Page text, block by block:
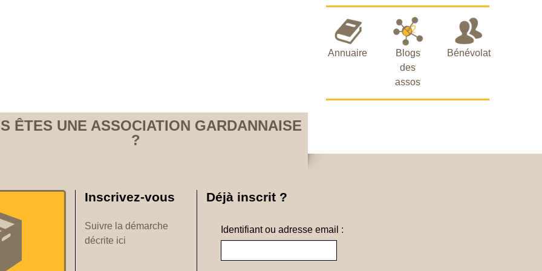
Annuaire
Blogs
des
assos
Bénévolat
ÊTES UNE ASSOCIATION GARDANNAISE
?
Inscrivez-vous
Suivre la démarche
décrite ici
Déjà inscrit ?
Identifiant ou adresse email :